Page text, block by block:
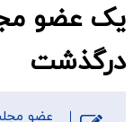
یک عضو
درگذشت
عضو